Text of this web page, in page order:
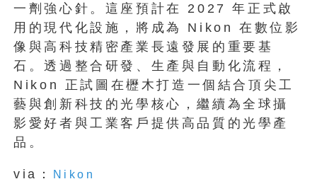
一劑強心針。這座預計在 2027 年正式啟
用的現代化設施，將成為 Nikon 在數位影
像與高科技精密產業長遠發展的重要基
石。透過整合研發、生產與自動化流程，
Nikon 正試圖在櫪木打造一個結合頂尖工
藝與創新科技的光學核心，繼續為全球攝
影愛好者與工業客戶提供高品質的光學產
品。
via： Nikon